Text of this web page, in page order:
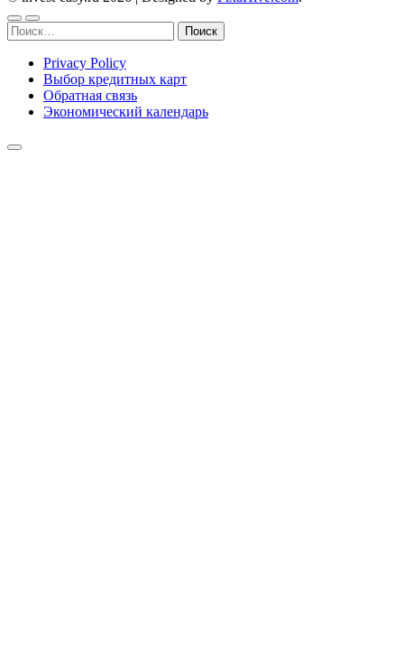
Найти:
Privacy Policy
Выбор кредитных карт
Обратная связь
Экономический календарь